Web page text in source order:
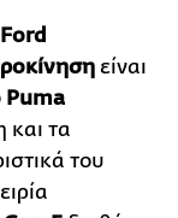
Ford
είναι
Puma
και τα
του